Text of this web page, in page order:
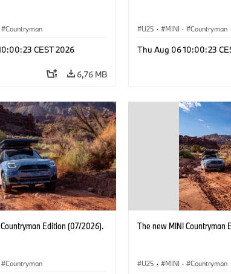
Countryman
CEST 2026
6,76 MB
U25 · MINI · Countryman
Thu Aug 06 10:00:23
Edition (07/2026).
Countryman
The new MINI Countryman
U25 · MINI · Countryman